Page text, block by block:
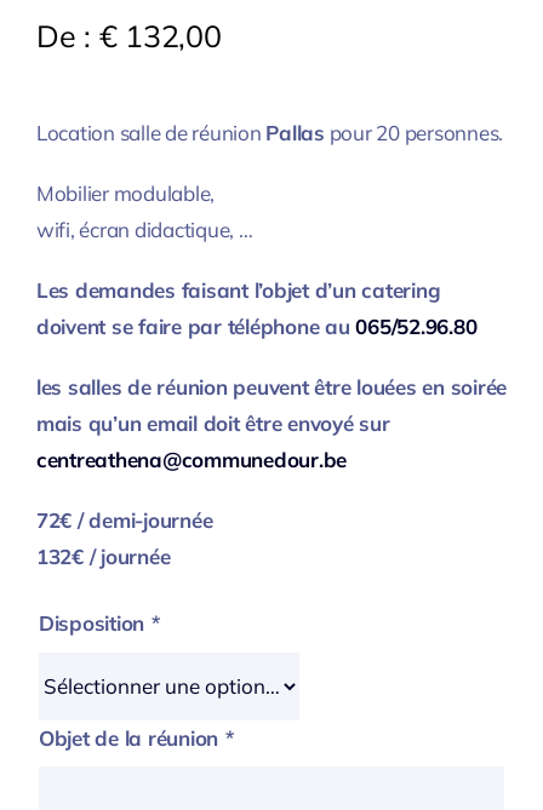
De : €132,00
Location salle de réunion Pallas pour 20 personnes.
Mobilier modulable,
wifi, écran didactique, …
Les demandes faisant l’objet d’un catering
doivent se faire par téléphone au065/52.96.80
les salles de réunion peuvent être louées en soirée
mais qu’un email doit être envoyé sur
centreathena@communedour.be
72€ / demi-journée
132€ / journée
Disposition *
Objet de la réunion *